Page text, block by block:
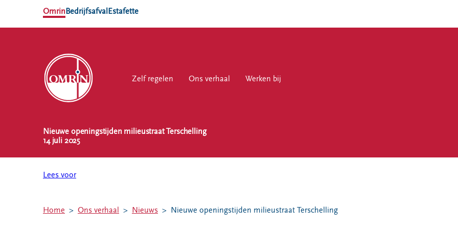
OmrinBedrijfsafval Estafette
Zelf regelen Ons verhaal Werken bij
Zelf regelen Ons verhaal Werken bij
EN
Zelf regelen
Afvalkalender
Afval scheiden
Omrin
Contact
Klantenservice
SYP
Nieuwe openingstijden milieustraat Terschelling
14 juli 2025
Lees voor
Home Ons verhaal Nieuws Nieuwe openingstijden milieustraat Terschelling